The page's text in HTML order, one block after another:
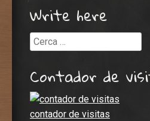
Write here
Cerca
Contador de
contador de visitas